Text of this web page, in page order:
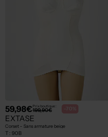
59,98€Prix boutique :
199,90€ -70%
EXTASE
Corset - Sans armature beige
T : 90B